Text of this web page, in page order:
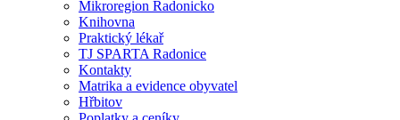
Mikroregion Radonicko
Knihovna
Praktický lékař
TJ SPARTA Radonice
Kontakty
Matrika a evidence obyvatel
Hřbitov